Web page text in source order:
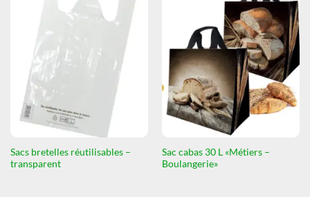
Sacs bretelles réutilisables –
transparent
Sac cabas 30 L «Métiers –
Boulangerie»